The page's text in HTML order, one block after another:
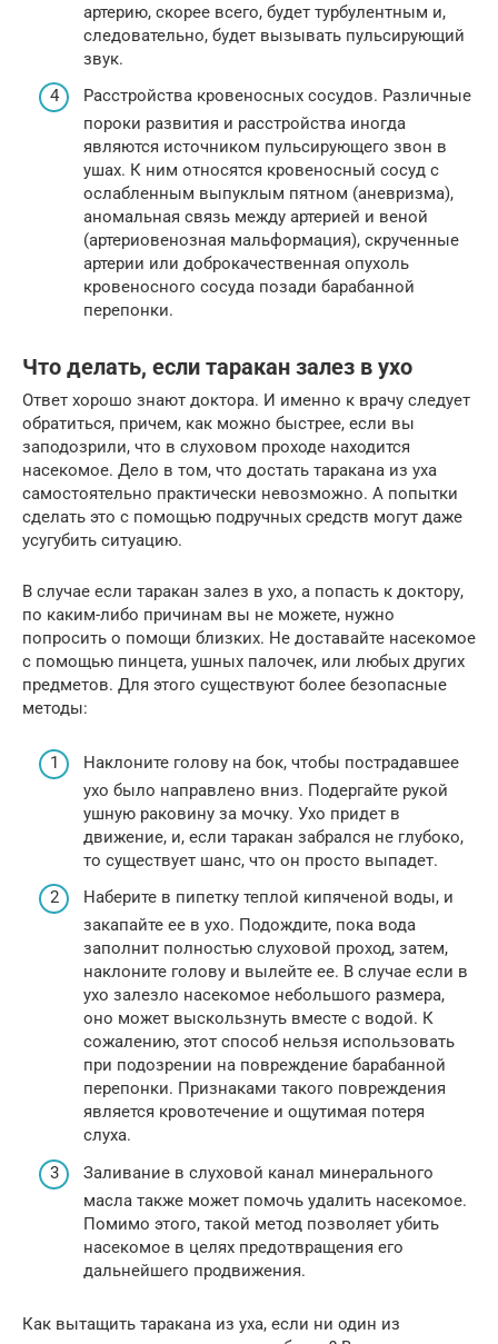
артерию, скорее всего, будет турбулентным и,
следовательно, будет вызывать пульсирующий
звук.
Расстройства кровеносных сосудов. Различные
пороки развития и расстройства иногда
являются источником пульсирующего звон в
ушах. К ним относятся кровеносный сосуд с
ослабленным выпуклым пятном (аневризма),
аномальная связь между артерией и веной
(артериовенозная мальформация), скрученные
артерии или доброкачественная опухоль
кровеносного сосуда позади барабанной
перепонки.
Что делать, если таракан залез в ухо
Ответ хорошо знают доктора. И именно к врачу следует
обратиться, причем, как можно быстрее, если вы
заподозрили, что в слуховом проходе находится
насекомое. Дело в том, что достать таракана из уха
самостоятельно практически невозможно. А попытки
сделать это с помощью подручных средств могут даже
усугубить ситуацию.
В случае если таракан залез в ухо, а попасть к доктору,
по каким-либо причинам вы не можете, нужно
попросить о помощи близких. Не доставайте насекомое
с помощью пинцета, ушных палочек, или любых других
предметов. Для этого существуют более безопасные
методы:
Наклоните голову на бок, чтобы пострадавшее
ухо было направлено вниз. Подергайте рукой
ушную раковину за мочку. Ухо придет в
движение, и, если таракан забрался не глубоко,
то существует шанс, что он просто выпадет.
Наберите в пипетку теплой кипяченой воды, и
закапайте ее в ухо. Подождите, пока вода
заполнит полностью слуховой проход, затем,
наклоните голову и вылейте ее. В случае если в
ухо залезло насекомое небольшого размера,
оно может выскользнуть вместе с водой. К
сожалению, этот способ нельзя использовать
при подозрении на повреждение барабанной
перепонки. Признаками такого повреждения
является кровотечение и ощутимая потеря
слуха.
Заливание в слуховой канал минерального
масла также может помочь удалить насекомое.
Помимо этого, такой метод позволяет убить
насекомое в целях предотвращения его
дальнейшего продвижения.
Как вытащить таракана из уха, если ни один из